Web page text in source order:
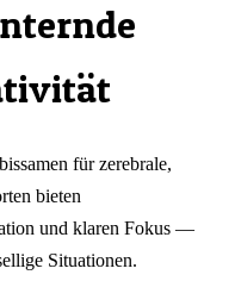
für zerebrale,
bieten
und klaren Fokus —
Situationen.